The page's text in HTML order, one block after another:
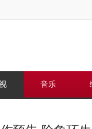
音乐